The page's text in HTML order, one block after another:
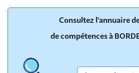
Consultez l'annuaire
de compétences à